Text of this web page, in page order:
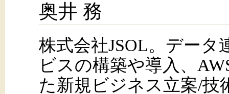
奥井 務
株式会社JSOL。データ
ビスの構築や導入、
た新規ビジネス立案/技